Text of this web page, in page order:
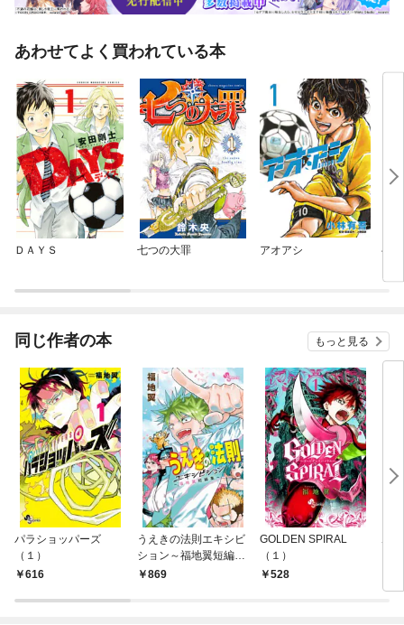
あわせてよく買われている本
ＤＡＹＳ 七つの大罪 アオアシ ベ
同じ作者の本 もっと見る
パラショッパーズ
（１）
616
うえきの法則エキシビ
ション～福地翼短編集
～869
GOLDEN SPIRAL
（１）
528
ポ